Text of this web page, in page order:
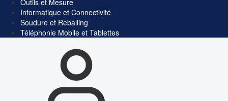
Outils et Mesure
Informatique et Connectivité
Soudure et Reballing
Téléphonie Mobile et Tablettes